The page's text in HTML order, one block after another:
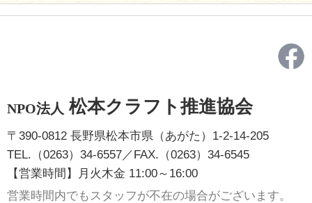
NPO法人 松本クラフト推進協会
〒390-0812 長野県松本市県（あがた）1-2-14-205
TEL.（0263）34-6557／FAX.（0263）34-6545
【営業時間】月火木金 11:00～16:00
営業時間内でもスタッフが不在の場合がございます。